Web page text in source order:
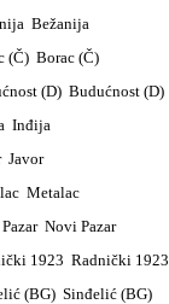
Bežanija
Borac (Č)
Budućnost (D)
Inđija
Javor
Metalac
Novi Pazar
Radnički 1923
Sinđelić (BG)